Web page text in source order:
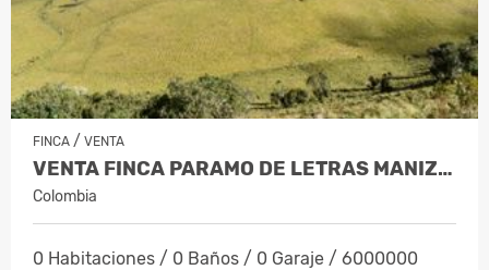
FINCA / VENTA
VENTA FINCA PARAMO DE LETRAS MANIZAL…
Colombia
0 Habitaciones / 0 Baños / 0 Garaje / 6000000